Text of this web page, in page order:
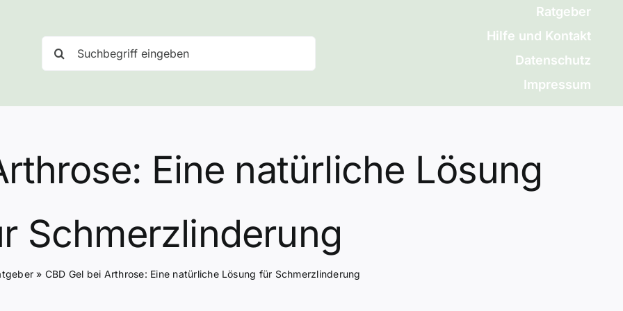
nach:
Ratgeber
Hilfe und Kontakt
Datenschutz
Impressum
Eine natürliche Lösung
Schmerzlinderung
» CBD Gel bei Arthrose: Eine natürliche Lösung für Schmerzlinderung